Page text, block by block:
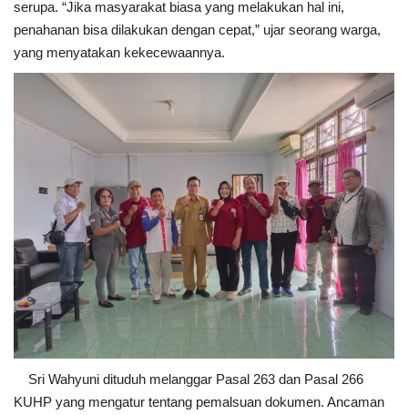
serupa. “Jika masyarakat biasa yang melakukan hal ini,
penahanan bisa dilakukan dengan cepat,” ujar seorang warga,
yang menyatakan kekecewaannya.
Sri Wahyuni dituduh melanggar Pasal 263 dan Pasal 266
KUHP yang mengatur tentang pemalsuan dokumen. Ancaman